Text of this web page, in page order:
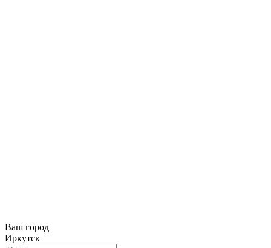
Ваш город
Иркутск